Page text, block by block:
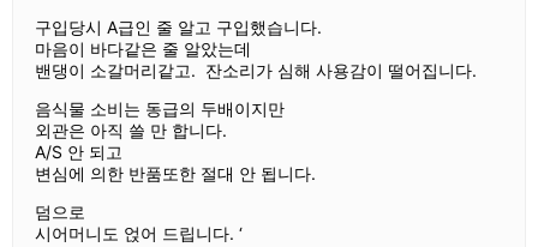
구입당시 A급인 줄 알고 구입했습니다.
마음이 바다같은 줄 알았는데
밴댕이 소갈머리같고. 잔소리가 심해 사용감이 떨어집니다.
음식물 소비는 동급의 두배이지만
외관은 아직 쓸 만 합니다.
A/S 안 되고
변심에 의한 반품또한 절대 안 됩니다.
덤으로
시어머니도 얹어 드립니다. ‘